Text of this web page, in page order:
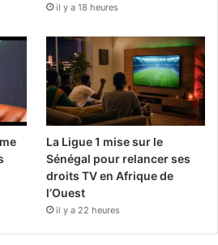
il y a 18 heures
La Ligue 1 mise sur le
Sénégal pour relancer ses
droits TV en Afrique de
l’Ouest
il y a 22 heures